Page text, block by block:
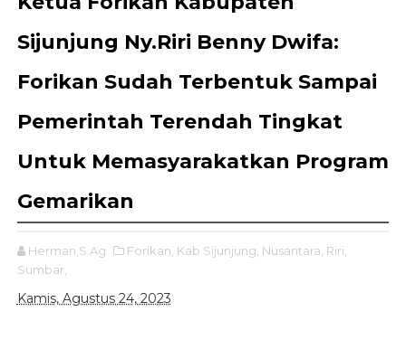
Sijunjung Ny.Riri Benny Dwifa:
Forikan Sudah Terbentuk Sampai
Pemerintah Terendah Tingkat
Untuk Memasyarakatkan Program
Gemarikan
Herman,S.Ag Forikan, Kab Sijunjung, Nusantara, Riri,
Sumbar,
Kamis, Agustus 24, 2023